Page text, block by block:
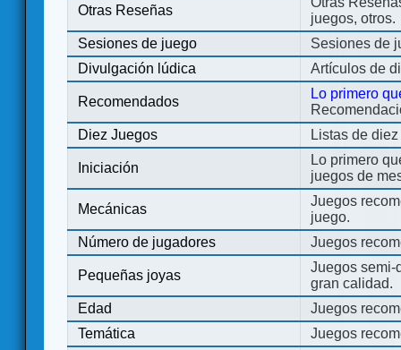
Otras Reseñas
juegos, otros.
Sesiones de juego
Sesiones de
Divulgación lúdica
Artículos de
Recomendados
Lo primero
Diez Juegos
Listas de
Iniciación
Lo primero
juegos de
Mecánicas
Juegos
juego.
Número de jugadores
Juegos
Pequeñas joyas
Juegos semi-
gran calidad.
Edad
Juegos
Temática
Juegos